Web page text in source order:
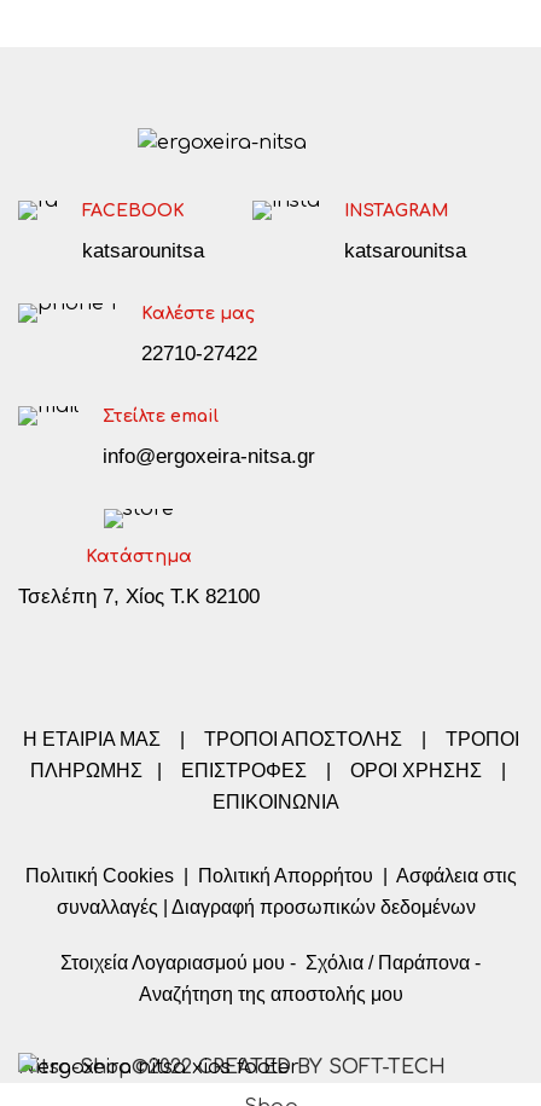
FACEBOOK
katsarounitsa
INSTAGRAM
katsarounitsa
Καλέστε μας
22710-27422
Στείλτε email
info@ergoxeira-nitsa.gr
Κατάστημα
Τσελέπη 7, Χίος Τ.Κ 82100
Η ΕΤΑΙΡΙΑ ΜΑΣ ΤΡΟΠΟΙ ΑΠΟΣΤΟΛΗΣ
ΤΡΟΠΟΙ
ΠΛΗΡΩΜΗΣ
ΕΠΙΣΤΡΟΦΕΣ ΟΡΟΙ ΧΡΗΣΗΣ
ΕΠΙΚΟΙΝΩΝΙΑ
Πολιτική Cookies| Πολιτική Απορρήτου
Ασφάλεια στις
συναλλαγές
Διαγραφή προσωπικών δεδομένων
Στοιχεία Λογαριασμού μου - Σχόλια / Παράπονα -
Αναζήτηση της αποστολής μου
Nitsa-Shop©2022 CREATED BY SOFT-TECH